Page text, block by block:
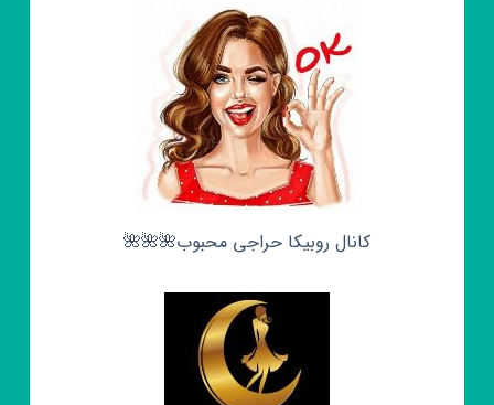
کانال روبیکا حراجی محبوب🌺🌺🌺